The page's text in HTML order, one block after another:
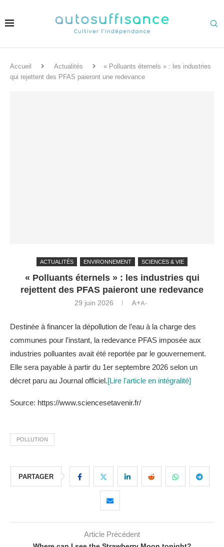
Accueil Actualités
« Polluants éternels » : les industries
qui rejettent des PFAS paieront une redevance
ACTUALITÉS ENVIRONNEMENT SCIENCES & VIE
« Polluants éternels » : les industries qui
rejettent des PFAS paieront une redevance
29 juin 2026 A+A-
Destinée à financer la dépollution de l’eau à la charge des
communes pour l’instant, la redevance PFAS imposée aux
industries polluantes avait été reportée par le gouvernement.
Elle sera payable à partir du 1er septembre 2026 selon un
décret paru au Journal officiel.[Lire l'article en intégralité]
Source: https://www.sciencesetavenir.fr/
POLLUTION
PARTAGER
Article Précédent